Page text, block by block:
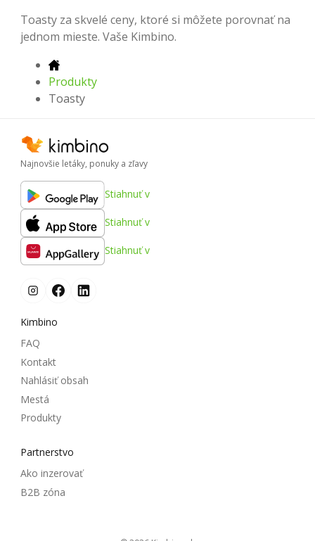
Toasty za skvelé ceny, ktoré si môžete porovnať na
jednom mieste. Vaše Kimbino.
Produkty
Toasty
Najnovšie letáky, ponuky a zľavy
Stiahnuť v
Stiahnuť v
Stiahnuť v
Kimbino
FAQ
Kontakt
Nahlásiť obsah
Mestá
Produkty
Partnerstvo
Ako inzerovať
B2B zóna